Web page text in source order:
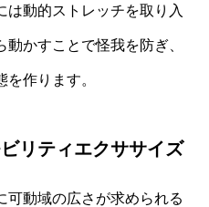
は動的ストレッチを取り入
かすことで怪我を防ぎ、
作ります。
リティエクササイズ
可動域の広さが求められる